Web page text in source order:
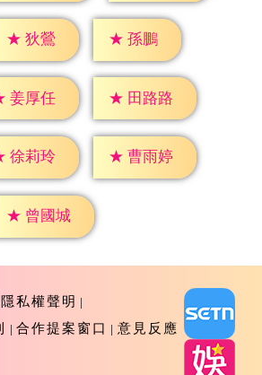
★ 狄鶯 ★ 孫鵬
姜厚任 ★ 田路路
徐莉玲 ★ 曹雨婷
★ 曾國城
隱私權聲明
合作提案窗口 意見反應